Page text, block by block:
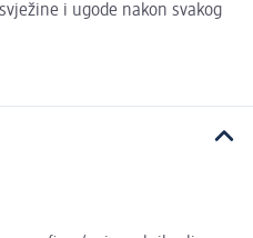
i ugode nakon svakog